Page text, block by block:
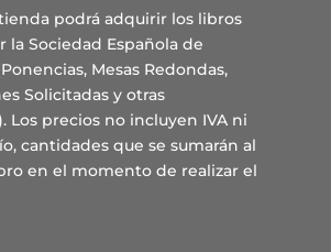
podrá adquirir los libros
la Sociedad Española de
Mesas Redondas,
Solicitadas y otras
Los precios no incluyen IVA ni
cantidades que se sumarán al
en el momento de realizar el